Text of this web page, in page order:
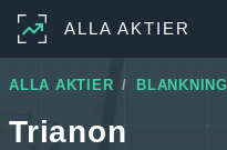
ALLA AKTIER
ALLA AKTIER BLANKNING
Trianon